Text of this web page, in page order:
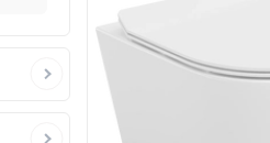
Hasonlítsa
össze